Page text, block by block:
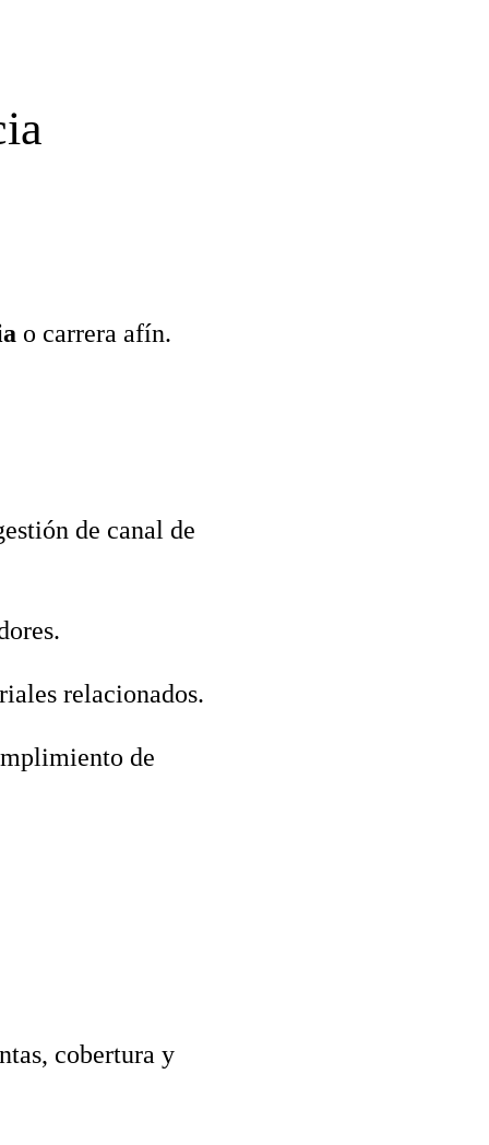
o carrera afín.
de canal de
relacionados.
de
cobertura y